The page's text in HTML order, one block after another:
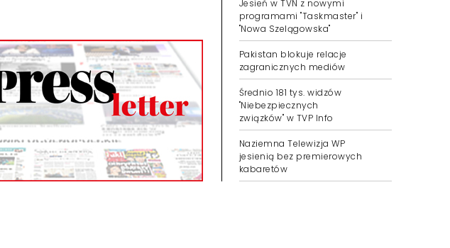
Jesień w TVN z nowymi
programami "Taskmaster" i
"Nowa Szelągowska"
Pakistan blokuje relacje
zagranicznych mediów
Średnio 181 tys. widzów
"Niebezpiecznych
związków" w TVP Info
Naziemna Telewizja WP
jesienią bez premierowych
kabaretów